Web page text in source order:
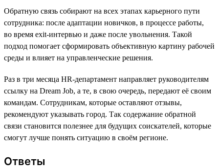
Обратную связь собирают на всех этапах карьерного пути
сотрудника: после адаптации новичков, в процессе работы,
во время exit-интервью и даже после увольнения. Такой
подход помогает сформировать объективную картину рабочей
среды и влияет на управленческие решения.
Раз в три месяца HR-департамент направляет руководителям
ссылку на Dream Job, а те, в свою очередь, передают её своим
командам. Сотрудникам, которые оставляют отзывы,
рекомендуют указывать город. Так содержание обратной
связи становится полезнее для будущих соискателей, которые
смогут лучше понять ситуацию в своём регионе.
Ответы